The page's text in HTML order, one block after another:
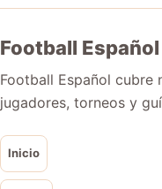
Football Español
Football Español cubre
jugadores, torneos y
Inicio